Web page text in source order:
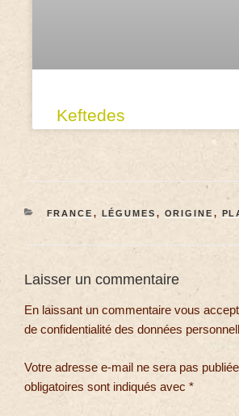
Keftedes
FRANCE , LÉGUMES , ORIGINE ,
Laisser un commentaire
En laissant un commentaire vous
de confidentialité des données
Votre adresse e-mail ne sera pas
obligatoires sont indiqués avec *